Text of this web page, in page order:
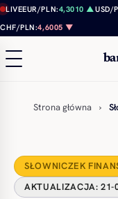
Przejdź do treści
LIVEEUR/PLN:4,3010 ▲USD/
CHF/PLN:4,6005 ▼
Strona główna ›
SŁOWNICZEK
AKTUALIZACJA: 21-